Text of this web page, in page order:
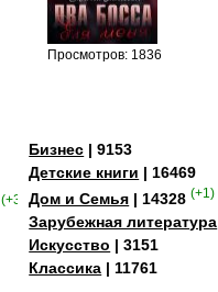
Просмотров: 1836
(+35)
Бизнес | 9153
Детские книги | 16469
Дом и Семья | 14328 (+1)
Зарубежная литература
Искусство | 3151
Классика | 11761